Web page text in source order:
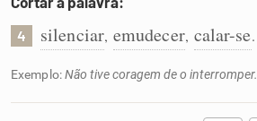
4 silenciar, emudecer, calar-se.
Exemplo:Não tive coragem de o interromper.